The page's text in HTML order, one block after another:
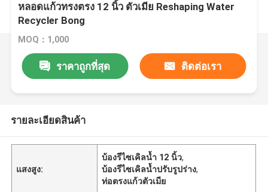
หลอดแก้วทรงตรง 12 นิ้ว ตัวเมีย Reshaping Water
Recycler Bong
MOQ：1,000
ราคาถูกที่สุด ติดต่อเรา
รายละเอียดสินค้า
แสงสูง:
บ้องรีไซเคิลน้ำ 12 นิ้ว,
บ้องรีไซเคิลน้ำปรับรูปร่าง,
ท่อตรงแก้วตัวเมีย